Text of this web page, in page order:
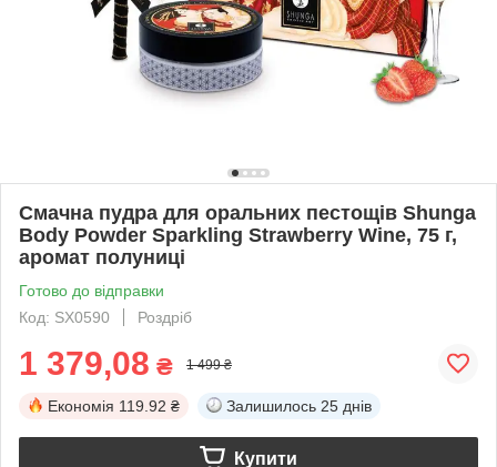
Смачна пудра для оральних пестощів Shunga
Body Powder Sparkling Strawberry Wine, 75 г,
аромат полуниці
Готово до відправки
Код: SX0590
Роздріб
1 379,08 ₴ 1 499 ₴
Економія 119.92 ₴ Залишилось 25 днів
Купити